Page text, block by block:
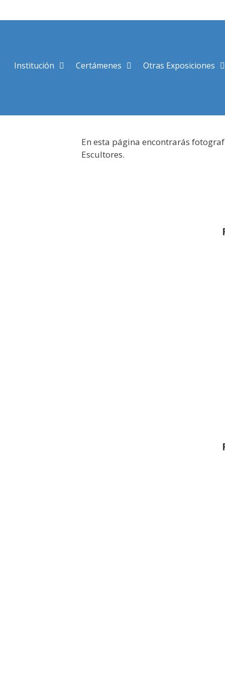
al
Institución Certámenes Otras Exposiciones
En esta página encontrarás
Escultores.